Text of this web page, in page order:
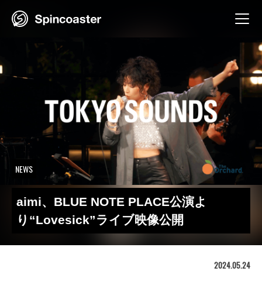
NEWS
aimi、BLUE NOTE PLACE公演よ
り“Lovesick”ライブ映像公開
2024.05.24